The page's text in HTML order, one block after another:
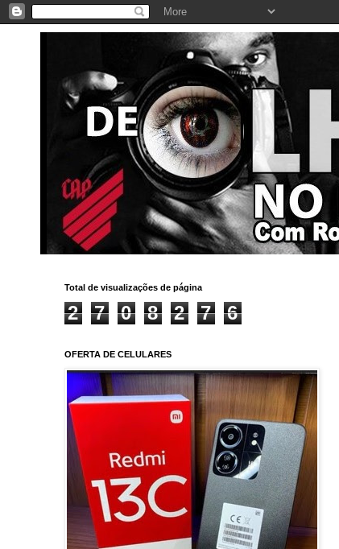
Total de visualizações de página
2 7 0 8 2 7 6
OFERTA DE CELULARES